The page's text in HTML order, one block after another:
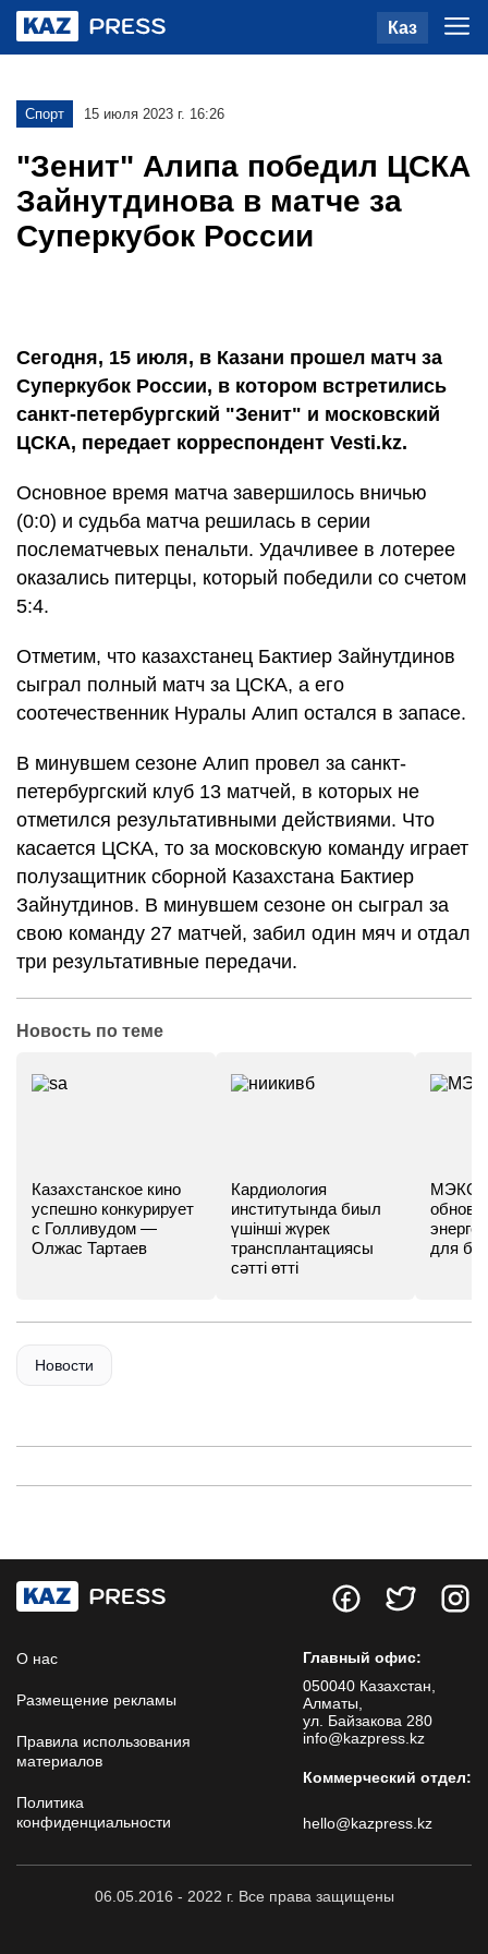
Каз
Спорт 15 июля 2023 г. 16:26
"Зенит" Алипа победил ЦСКА
Зайнутдинова в матче за
Суперкубок России
Сегодня, 15 июля, в Казани прошел матч за
Суперкубок России, в котором встретились
санкт-петербургский "Зенит" и московский
ЦСКА, передает корреспондент Vesti.kz.
Основное время матча завершилось вничью
(0:0) и судьба матча решилась в серии
послематчевых пенальти. Удачливее в лотерее
оказались питерцы, который победили со счетом
5:4.
Отметим, что казахстанец Бактиер Зайнутдинов
сыграл полный матч за ЦСКА, а его
соотечественник Нуралы Алип остался в запасе.
В минувшем сезоне Алип провел за санкт-
петербургский клуб 13 матчей, в которых не
отметился результативными действиями. Что
касается ЦСКА, то за московскую команду играет
полузащитник сборной Казахстана Бактиер
Зайнутдинов. В минувшем сезоне он сыграл за
свою команду 27 матчей, забил один мяч и отдал
три результативные передачи.
Новость по теме
Казахстанское кино
успешно конкурирует
с Голливудом —
Олжас Тартаев
Кардиология
институтында биыл
үшінші жүрек
трансплантациясы
сәтті өтті
МЭКС -
для
Новости
О нас
Размещение рекламы
Правила использования
материалов
Политика
конфиденциальности
Главный офис:
050040 Казахстан,
Алматы,
ул. Байзакова 280
info@kazpress.kz
Коммерческий отдел:
hello@kazpress.kz
06.05.2016 - 2022 г. Все права защищены